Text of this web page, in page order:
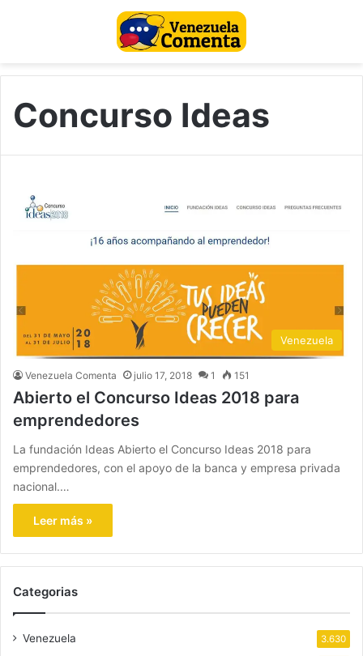
Concurso Ideas
Venezuela
Venezuela Comenta julio 17, 2018 1 151
Abierto el Concurso Ideas 2018 para
emprendedores
La fundación Ideas Abierto el Concurso Ideas 2018 para
emprendedores, con el apoyo de la banca y empresa privada
nacional.…
Leer más »
Categorias
Venezuela 3.630